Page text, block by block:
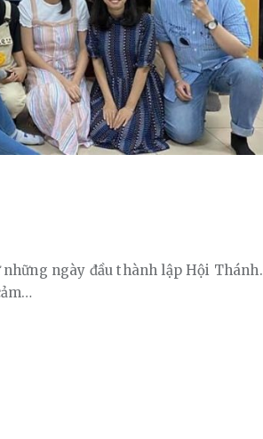
ngày đầu thành lập Hội Thánh.